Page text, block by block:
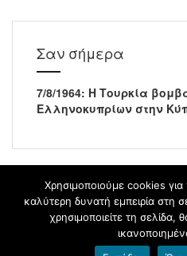
Σαν σήμερα
7/8/1964: Η Τουρκία
Ελληνοκυπρίων στην
Χρησιμοποιούμε cookies
καλύτερη δυνατή εμπειρία στη
χρησιμοποιείτε τη